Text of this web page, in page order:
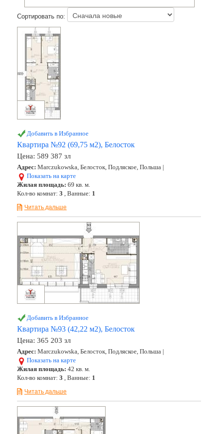
Сортировать по:
Добавить в Избранное
Квартира №92 (69,75 м2), Белосток
Цена: 589 387 зл
Адрес: Marczukowska, Белосток, Подляское, Польша |
Показать на карте
Жилая площадь: 69 кв. м.
Кол-во комнат: 3 , Ванные: 1
Читать дальше
Добавить в Избранное
Квартира №93 (42,22 м2), Белосток
Цена: 365 203 зл
Адрес: Marczukowska, Белосток, Подляское, Польша |
Показать на карте
Жилая площадь: 42 кв. м.
Кол-во комнат: 3 , Ванные: 1
Читать дальше